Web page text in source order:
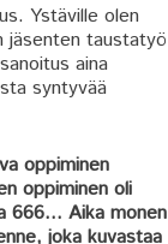
Ystäville olen
jäsenten taustatyö
aina
syntyvää
oppiminen
oppiminen oli
666… Aika monen
joka kuvastaa